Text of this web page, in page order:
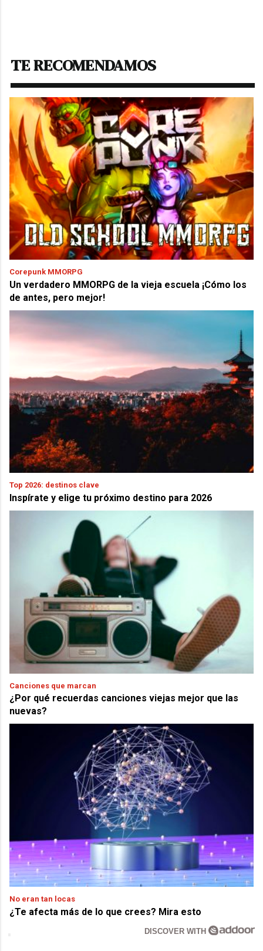
TE RECOMENDAMOS
Corepunk MMORPG
Un verdadero MMORPG de la vieja escuela ¡Cómo los
de antes, pero mejor!
Top 2026: destinos clave
Inspírate y elige tu próximo destino para 2026
Canciones que marcan
¿Por qué recuerdas canciones viejas mejor que las
nuevas?
No eran tan locas
¿Te afecta más de lo que crees? Mira esto
DISCOVER WITH